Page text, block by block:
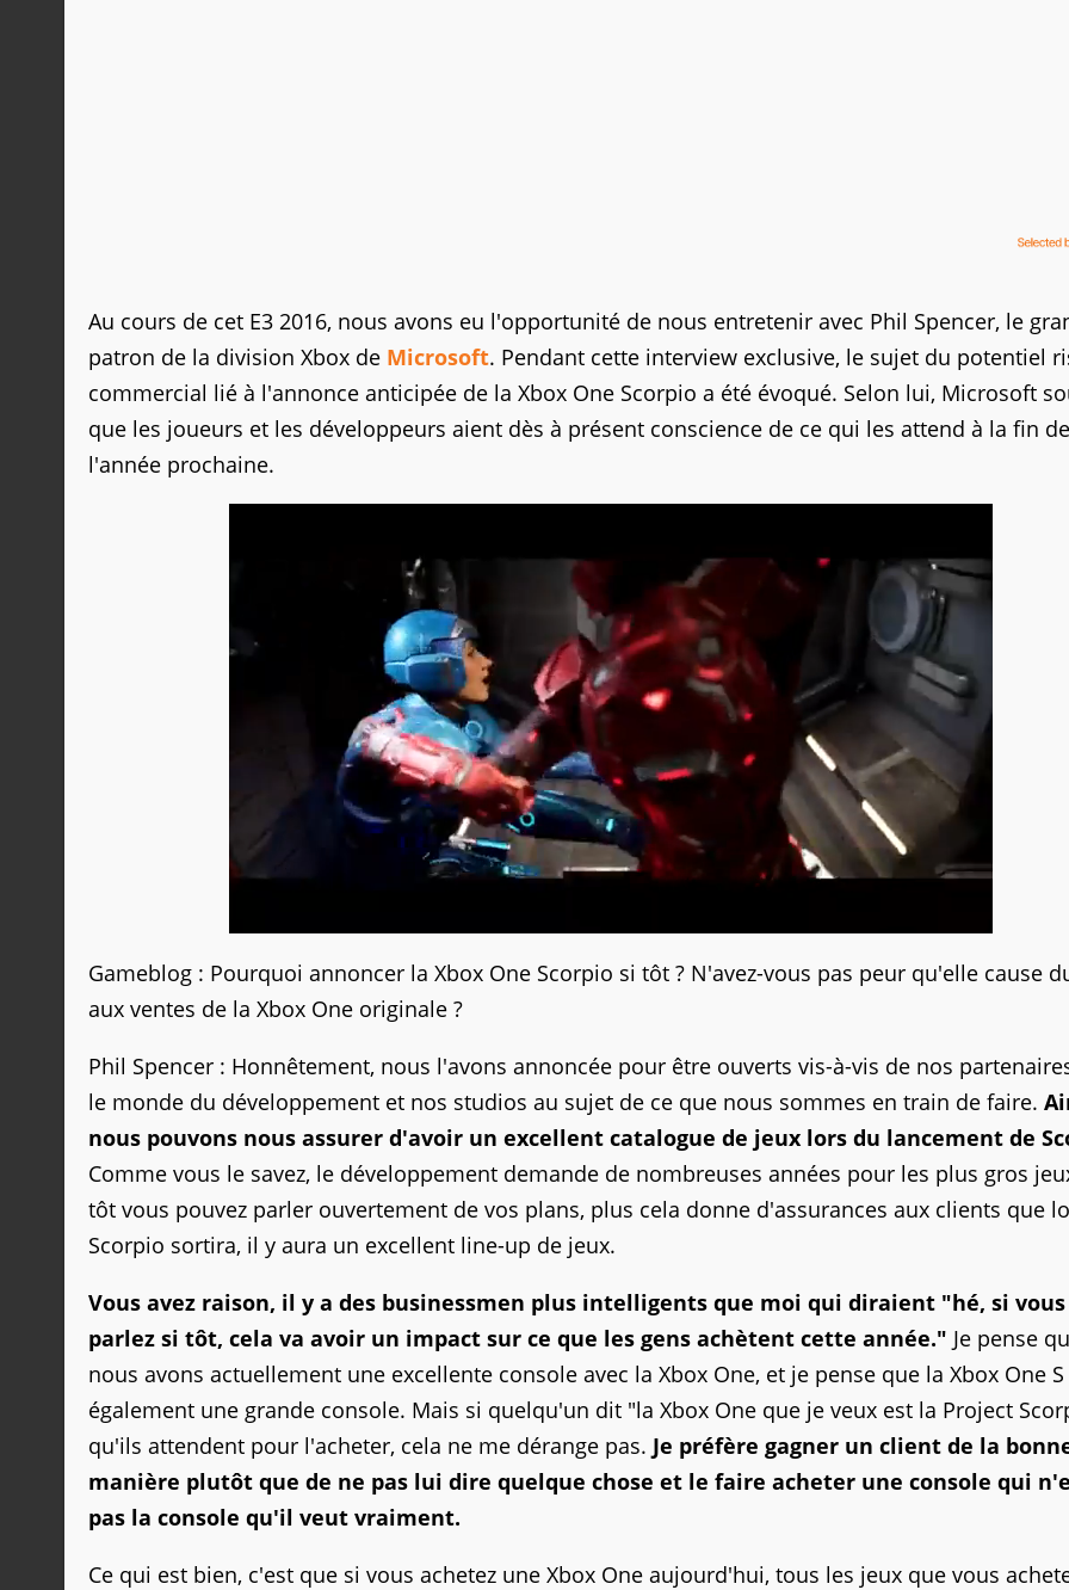
Au cours de cet E3 2016, nous avons eu l'opportunité de nous entretenir avec Phil Spencer, le
patron de la division Xbox de Microsoft. Pendant cette interview exclusive, le sujet du potentiel
commercial lié à l'annonce anticipée de la Xbox One Scorpio a été évoqué. Selon lui, Microsoft
que les joueurs et les développeurs aient dès à présent conscience de ce qui les attend à la fin de
l'année prochaine.
Gameblog : Pourquoi annoncer la Xbox One Scorpio si tôt ? N'avez-vous pas peur qu'elle cause
aux ventes de la Xbox One originale ?
Phil Spencer : Honnêtement, nous l'avons annoncée pour être ouverts vis-à-vis de nos
le monde du développement et nos studios au sujet de ce que nous sommes en train de faire.
nous pouvons nous assurer d'avoir un excellent catalogue de jeux lors du lancement de
Comme vous le savez, le développement demande de nombreuses années pour les plus gros
tôt vous pouvez parler ouvertement de vos plans, plus cela donne d'assurances aux clients que
Scorpio sortira, il y aura un excellent line-up de jeux.
Vous avez raison, il y a des businessmen plus intelligents que moi qui diraient "hé, si
parlez si tôt, cela va avoir un impact sur ce que les gens achètent cette année." Je pense
nous avons actuellement une excellente console avec la Xbox One, et je pense que la Xbox One
également une grande console. Mais si quelqu'un dit "la Xbox One que je veux est la Project
qu'ils attendent pour l'acheter, cela ne me dérange pas. Je préfère gagner un client de la
manière plutôt que de ne pas lui dire quelque chose et le faire acheter une console qui
pas la console qu'il veut vraiment.
Ce qui est bien, c'est que si vous achetez une Xbox One aujourd'hui, tous les jeux que vous